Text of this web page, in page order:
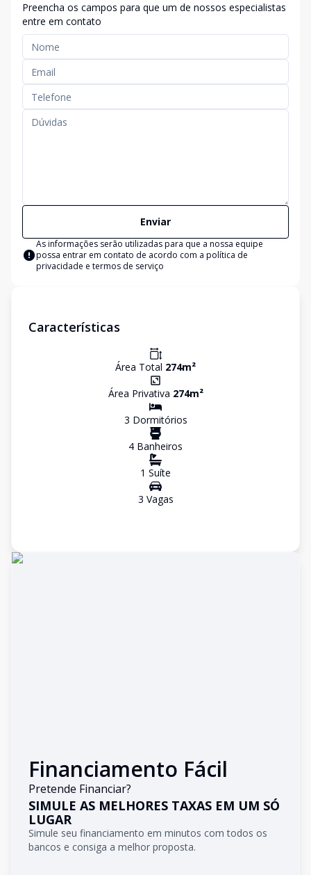
Preencha os campos para que um de nossos especialistas
entre em contato
Enviar
As informações serão utilizadas para que a nossa equipe
possa entrar em contato de acordo com a política de
privacidade e termos de serviço
Características
Área Total 274m²
Área Privativa 274m²
3 Dormitórios
4 Banheiros
1 Suíte
3 Vagas
Financiamento Fácil
Pretende Financiar?
SIMULE AS MELHORES TAXAS EM UM SÓ
LUGAR
Simule seu financiamento em minutos com todos os
bancos e consiga a melhor proposta.